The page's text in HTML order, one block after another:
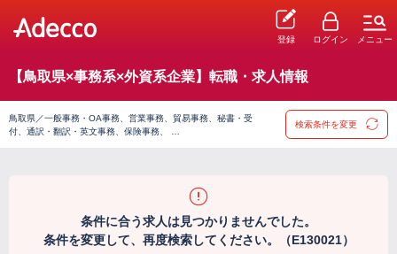
登録 ログイン メニュー
【鳥取県×事務系×外資系企業】転職・求人情報
鳥取県／一般事務・OA事務、営業事務、貿易事務、秘書・受
付、通訳・翻訳・英文事務、保険事務、 …
検索条件を変更
条件に合う求人は見つかりませんでした。
条件を変更して、再度検索してください。（E130021）